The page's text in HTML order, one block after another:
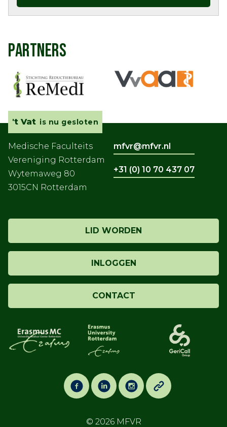
PARTNERS
't Vat is nu gesloten
Medische Faculteits
Vereniging Rotterdam
Wytemaweg 80
3015CN Rotterdam
LID WORDEN
INLOGGEN
CONTACT
mfvr@mfvr.nl
+31 (0) 10 70 437 07
© 2026MFVR